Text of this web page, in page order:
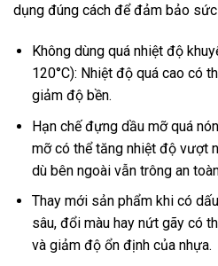
dụng đúng cách để đảm bảo
Không dùng quá nhiệt độ
120°C): Nhiệt độ quá cao có
giảm độ bền.
Hạn chế đựng dầu mỡ quá
mỡ có thể tăng nhiệt độ vượt
dù bên ngoài vẫn trông an
Thay mới sản phẩm khi có
sâu, đổi màu hay nứt gãy có
và giảm độ ổn định của nhựa.